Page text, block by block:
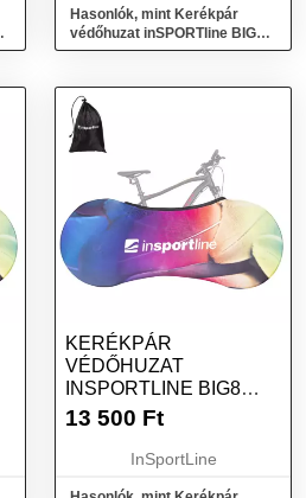
Hasonlók, mint Kerékpár
védőhuzat inSPORTline BIG8
fekete L (27,5-29")
KERÉKPÁR
VÉDŐHUZAT
INSPORTLINE BIG8
SZÍNES L (27,5-29")
13 500 Ft
InSportLine